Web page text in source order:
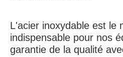
L'acier inoxydable est le
indispensable pour nos
garantie de la qualité